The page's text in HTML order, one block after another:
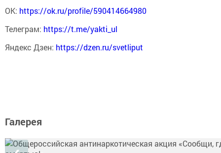
ОК: https://ok.ru/profile/590414664980
Телеграм: https://t.me/yakti_ul
Яндекс Дзен: https://dzen.ru/svetliput
Галерея